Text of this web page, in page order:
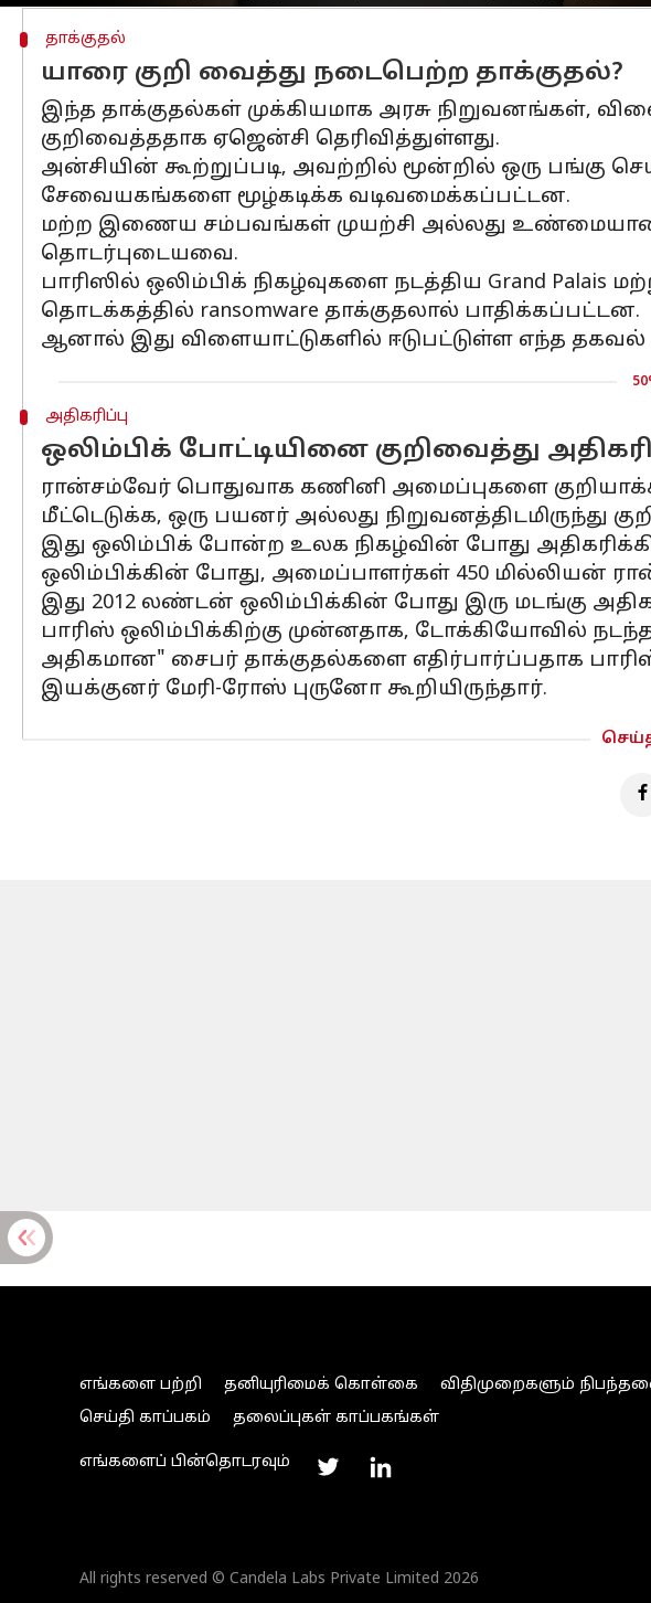
தாக்குதல்
யாரை குறி வைத்து நடைபெற்ற தாக்குதல்?
இந்த தாக்குதல்கள் முக்கியமாக அரசு நிறுவனங்கள்,
குறிவைத்ததாக ஏஜென்சி தெரிவித்துள்ளது.
அன்சியின் கூற்றுப்படி, அவற்றில் மூன்றில் ஒரு பங்கு
சேவையகங்களை மூழ்கடிக்க வடிவமைக்கப்பட்டன.
மற்ற இணைய சம்பவங்கள் முயற்சி அல்லது உண்மையான
தொடர்புடையவை.
பாரிஸில் ஒலிம்பிக் நிகழ்வுகளை நடத்திய Grand
தொடக்கத்தில் ransomware தாக்குதலால் பாதிக்கப்பட்டன.
ஆனால் இது விளையாட்டுகளில் ஈடுபட்டுள்ள எந்த தகவல்
அதிகரிப்பு
ஒலிம்பிக் போட்டியினை குறிவைத்து
ரான்சம்வேர் பொதுவாக கணினி அமைப்புகளை
மீட்டெடுக்க, ஒரு பயனர் அல்லது நிறுவனத்திடமிருந்து
இது ஒலிம்பிக் போன்ற உலக நிகழ்வின் போது
ஒலிம்பிக்கின் போது, ​​அமைப்பாளர்கள் 450 மில்லியன்
இது 2012 லண்டன் ஒலிம்பிக்கின் போது இரு மடங்கு
பாரிஸ் ஒலிம்பிக்கிற்கு முன்னதாக, டோக்கியோவில்
அதிகமான" சைபர் தாக்குதல்களை எதிர்பார்ப்பதாக
இயக்குனர் மேரி-ரோஸ் புருனோ கூறியிருந்தார்.
எங்களை பற்றி தனியுரிமைக் கொள்கை விதிமுறைகளும்
செய்தி காப்பகம்
தலைப்புகள் காப்பகங்கள்
எங்களைப் பின்தொடரவும்
All rights reserved © Candela Labs Private Limited 2026